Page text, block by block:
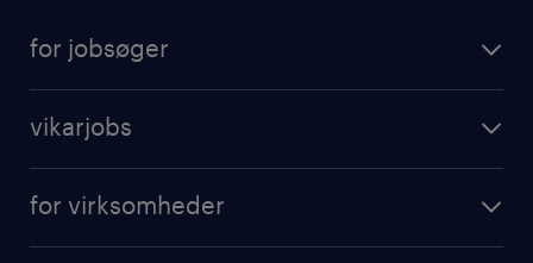
for jobsøger
vikarjobs
for virksomheder